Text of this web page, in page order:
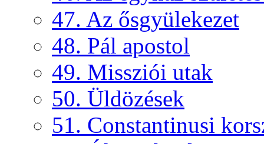
47. Az ősgyülekezet
48. Pál apostol
49. Missziói utak
50. Üldözések
51. Constantinusi